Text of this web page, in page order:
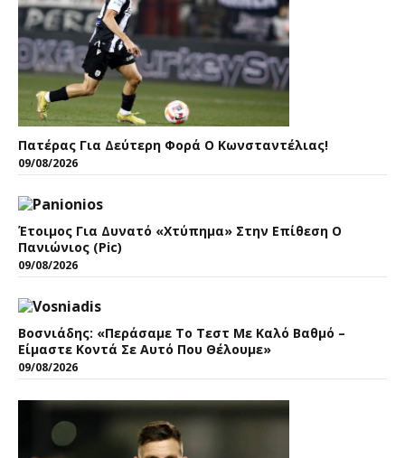
Πατέρας Για Δεύτερη Φορά Ο Κωνσταντέλιας!
09/08/2026
Έτοιμος Για Δυνατό «χτύπημα» Στην Επίθεση Ο
Πανιώνιος (pic)
09/08/2026
Βοσνιάδης: «Περάσαμε Το Τεστ Με Καλό Βαθμό –
Είμαστε Κοντά Σε Αυτό Που Θέλουμε»
09/08/2026